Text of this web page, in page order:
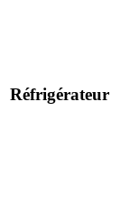
Réfrigérateur